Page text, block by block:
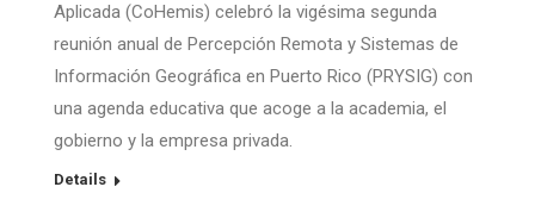
Aplicada (CoHemis) celebró la vigésima segunda
reunión anual de Percepción Remota y Sistemas de
Información Geográfica en Puerto Rico (PRYSIG) con
una agenda educativa que acoge a la academia, el
gobierno y la empresa privada.
Details